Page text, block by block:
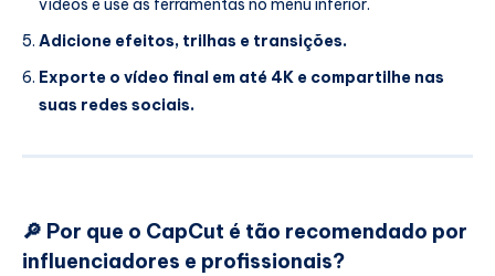
vídeos e use as ferramentas no menu inferior.
Adicione efeitos, trilhas e transições.
Exporte o vídeo final em até 4K e compartilhe nas
suas redes sociais.
🔎 Por que o CapCut é tão recomendado por
influenciadores e profissionais?